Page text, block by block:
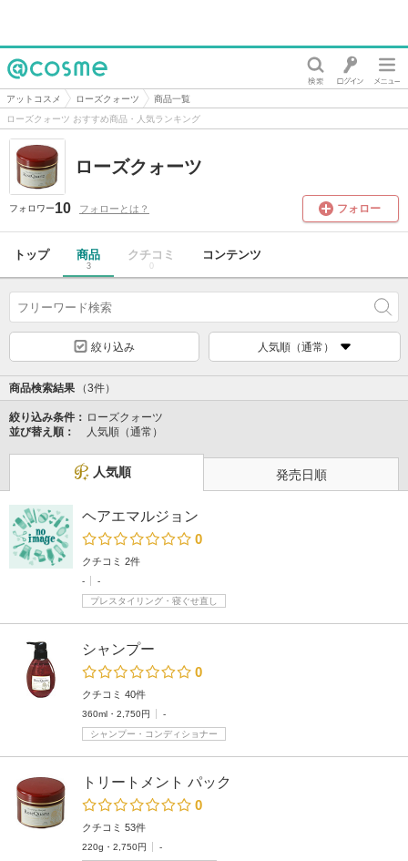
@cosme
アットコスメ ローズクォーツ
商品一覧
ローズクォーツ おすすめ商品・人気ランキング
ローズクォーツ
フォロワー10 フォローとは？ フォロー
トップ 商品
3
クチコミ
0
コンテンツ
絞り込み 人気順（通常）
商品検索結果 （3件）
絞り込み条件： ローズクォーツ
並び替え順：
人気順（通常）
人気順 発売日順
ヘアエマルジョン
0
クチコミ 2件
-
-
プレスタイリング・寝ぐせ直し
シャンプー
0
クチコミ 40件
360ml・2,750円
-
シャンプー・コンディショナー
トリートメント パック
0
クチコミ 53件
220g・2,750円
-